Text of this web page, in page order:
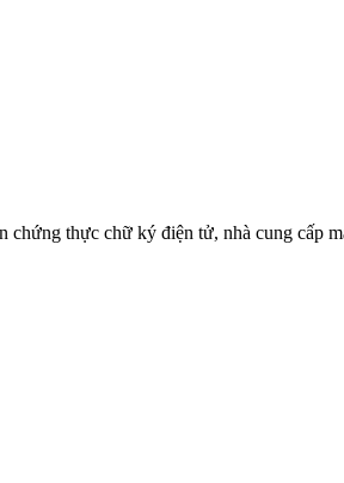
chứng thực chữ ký điện tử, nhà cung cấp